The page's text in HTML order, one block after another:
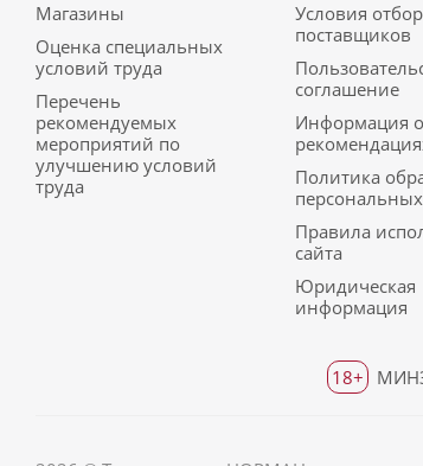
Магазины
Оценка специальных
условий труда
Перечень
рекомендуемых
мероприятий по
улучшению условий
труда
Условия
поставщиков
соглашение
Информация
Политика
Правила
сайта
Юридическая
информация
18+